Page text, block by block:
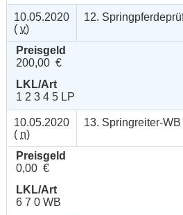
10.05.2020
( v)
12.
Preisgeld
200,00 €
LKL/Art
1 2 3 4 5 LP
10.05.2020
( n)
13. Springreiter-WB
Preisgeld
0,00 €
LKL/Art
6 7 0 WB